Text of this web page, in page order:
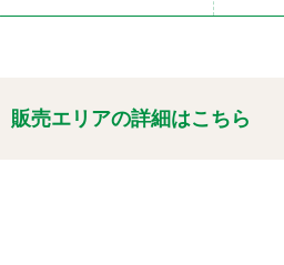
販売エリアの詳細はこちら